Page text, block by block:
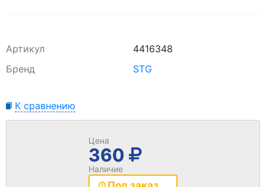
Артикул
4416348
Бренд
STG
К сравнению
Цена
360
Наличие